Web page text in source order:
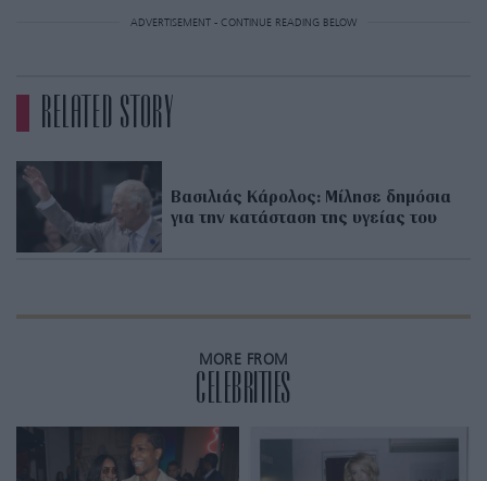
ADVERTISEMENT - CONTINUE READING BELOW
RELATED STORY
Βασιλιάς Κάρολος: Μίλησε δημόσια
για την κατάσταση της υγείας του
MORE FROM
CELEBRITIES